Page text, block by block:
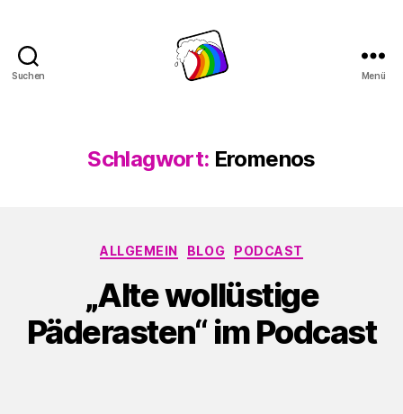
Suchen Menü
Schlagwort: Eromenos
Kategorien
ALLGEMEIN BLOG PODCAST
„Alte wollüstige
Päderasten“ im Podcast